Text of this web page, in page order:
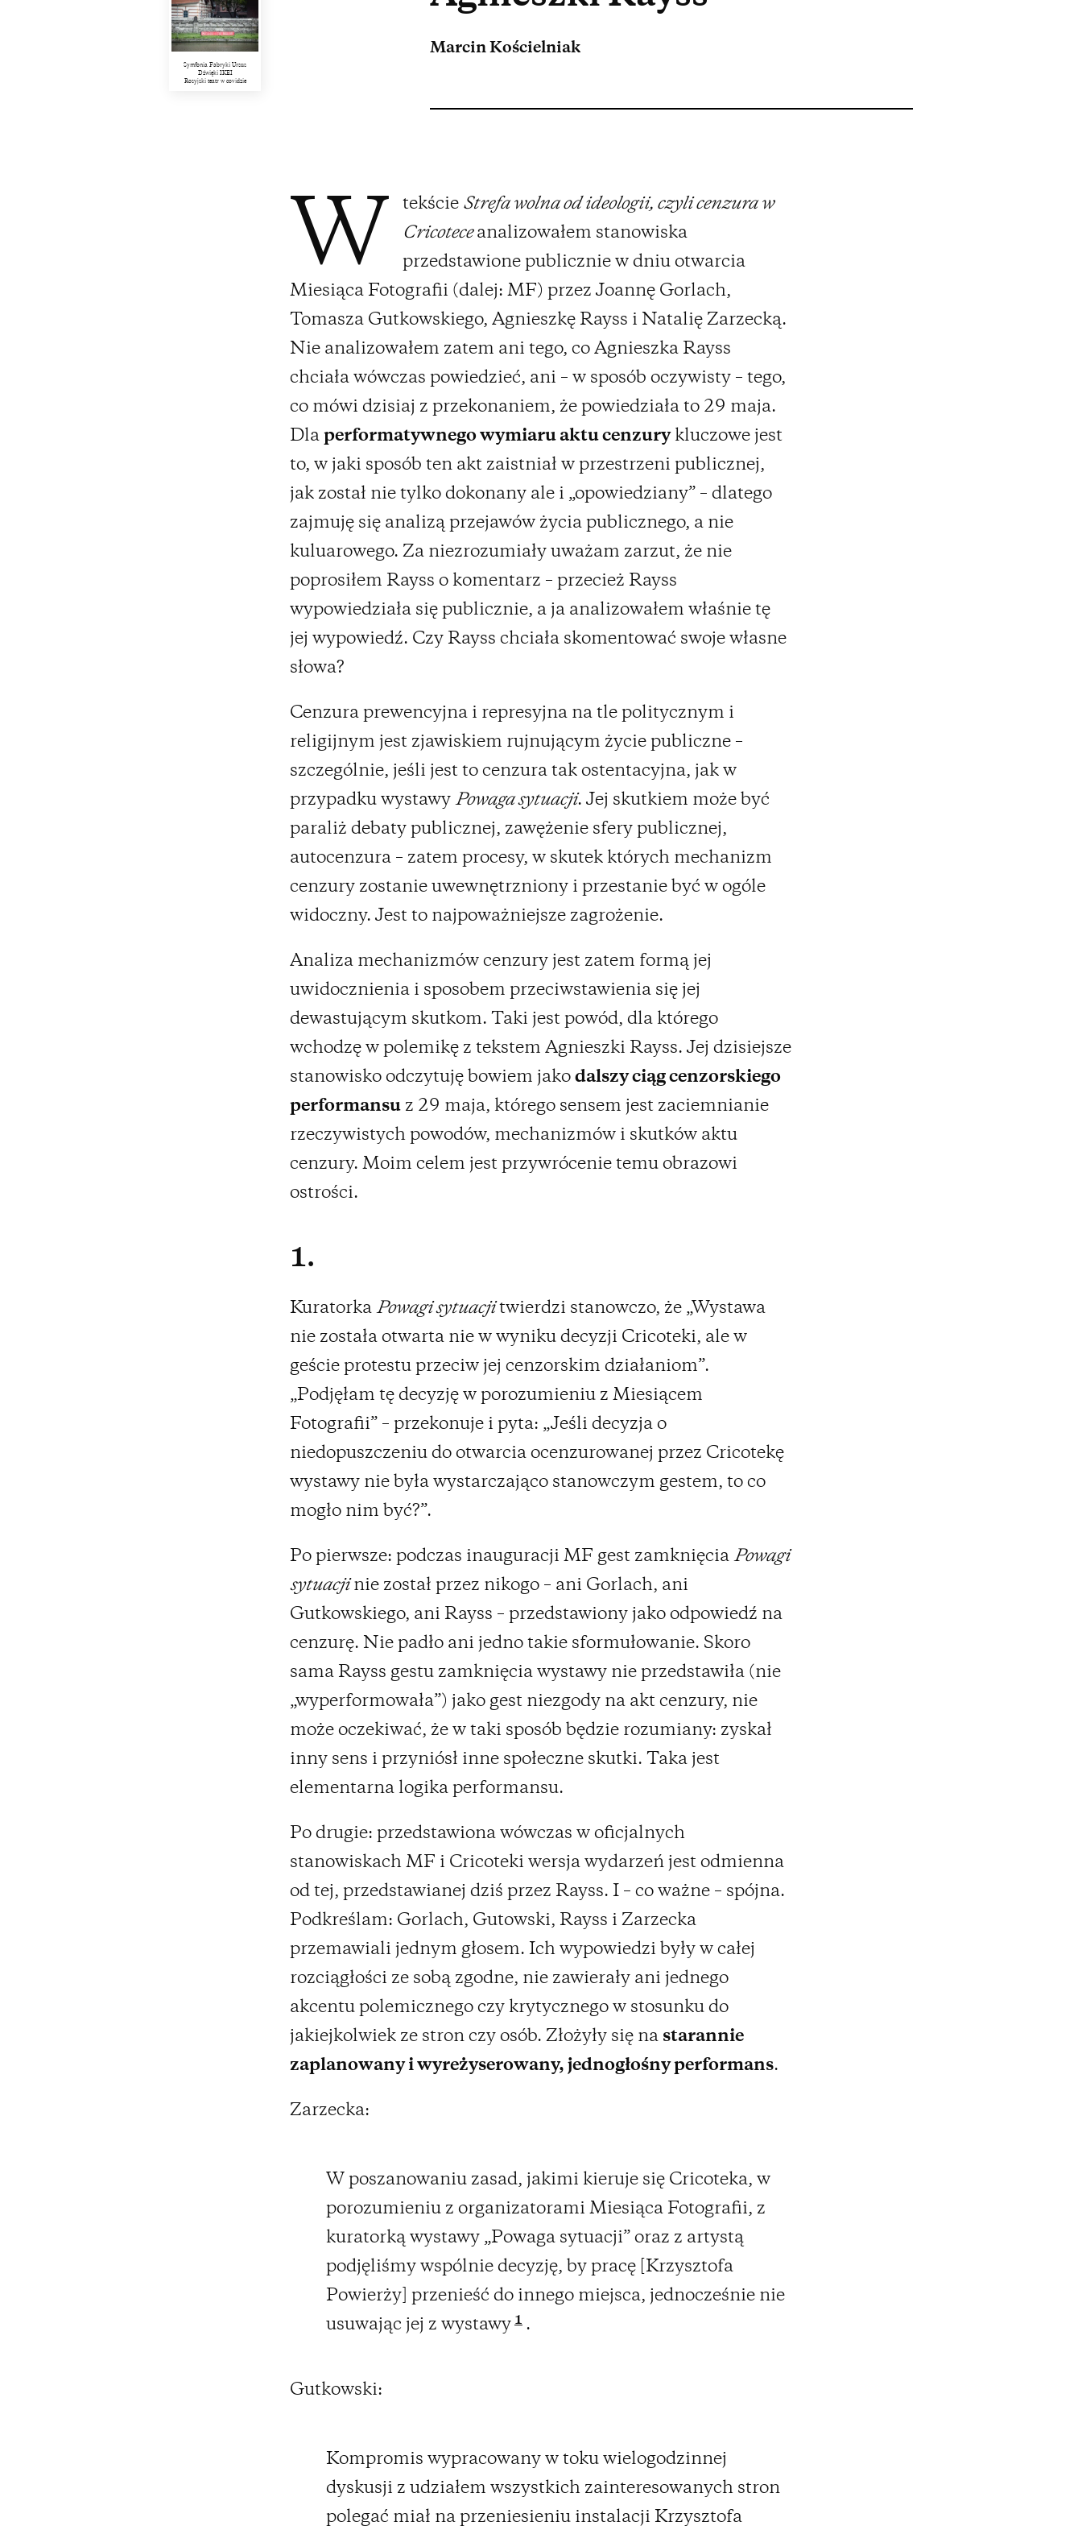
Symfonia Fabryki Ursus
Dźwięki IKEI
Rosyjski teatr w covidzie
Marcin Kościelniak
W tekście Strefa wolna od ideologii, czyli cenzura w
Cricoteceanalizowałem stanowiska
przedstawione publicznie w dniu otwarcia
Miesiąca Fotografii (dalej: MF) przez Joannę Gorlach,
Tomasza Gutkowskiego, Agnieszkę Rayss i Natalię Zarzecką.
Nie analizowałem zatem ani tego, co Agnieszka Rayss
chciała wówczas powiedzieć, ani – w sposób oczywisty – tego,
co mówi dzisiaj z przekonaniem, że powiedziała to 29 maja.
Dla performatywnego wymiaru aktu cenzurykluczowe jest
to, w jaki sposób ten akt zaistniał w przestrzeni publicznej,
jak został nie tylko dokonany ale i „opowiedziany” – dlatego
zajmuję się analizą przejawów życia publicznego, a nie
kuluarowego. Za niezrozumiały uważam zarzut, że nie
poprosiłem Rayss o komentarz – przecież Rayss
wypowiedziała się publicznie, a ja analizowałem właśnie tę
jej wypowiedź. Czy Rayss chciała skomentować swoje własne
słowa?
Cenzura prewencyjna i represyjna na tle politycznym i
religijnym jest zjawiskiem rujnującym życie publiczne –
szczególnie, jeśli jest to cenzura tak ostentacyjna, jak w
przypadku wystawy Powaga sytuacji. Jej skutkiem może być
paraliż debaty publicznej, zawężenie sfery publicznej,
autocenzura – zatem procesy, w skutek których mechanizm
cenzury zostanie uwewnętrzniony i przestanie być w ogóle
widoczny. Jest to najpoważniejsze zagrożenie.
Analiza mechanizmów cenzury jest zatem formą jej
uwidocznienia i sposobem przeciwstawienia się jej
dewastującym skutkom. Taki jest powód, dla którego
wchodzę w polemikę z tekstem Agnieszki Rayss. Jej dzisiejsze
stanowisko odczytuję bowiem jako dalszy ciąg cenzorskiego
performansu z 29 maja, którego sensem jest zaciemnianie
rzeczywistych powodów, mechanizmów i skutków aktu
cenzury. Moim celem jest przywrócenie temu obrazowi
ostrości.
1.
Kuratorka Powagi sytuacjitwierdzi stanowczo, że „Wystawa
nie została otwarta nie w wyniku decyzji Cricoteki, ale w
geście protestu przeciw jej cenzorskim działaniom”.
„Podjęłam tę decyzję w porozumieniu z Miesiącem
Fotografii” – przekonuje i pyta: „Jeśli decyzja o
niedopuszczeniu do otwarcia ocenzurowanej przez Cricotekę
wystawy nie była wystarczająco stanowczym gestem, to co
mogło nim być?”.
Po pierwsze: podczas inauguracji MF gest zamknięcia Powagi
sytuacjinie został przez nikogo – ani Gorlach, ani
Gutkowskiego, ani Rayss – przedstawiony jako odpowiedź na
cenzurę. Nie padło ani jedno takie sformułowanie. Skoro
sama Rayss gestu zamknięcia wystawy nie przedstawiła (nie
„wyperformowała”) jako gest niezgody na akt cenzury, nie
może oczekiwać, że w taki sposób będzie rozumiany: zyskał
inny sens i przyniósł inne społeczne skutki. Taka jest
elementarna logika performansu.
Po drugie: przedstawiona wówczas w oficjalnych
stanowiskach MF i Cricoteki wersja wydarzeń jest odmienna
od tej, przedstawianej dziś przez Rayss. I – co ważne – spójna.
Podkreślam: Gorlach, Gutowski, Rayss i Zarzecka
przemawiali jednym głosem. Ich wypowiedzi były w całej
rozciągłości ze sobą zgodne, nie zawierały ani jednego
akcentu polemicznego czy krytycznego w stosunku do
jakiejkolwiek ze stron czy osób. Złożyły się na starannie
zaplanowany i wyreżyserowany, jednogłośny performans.
Zarzecka:
W poszanowaniu zasad, jakimi kieruje się Cricoteka, w
porozumieniu z organizatorami Miesiąca Fotografii, z
kuratorką wystawy „Powaga sytuacji” oraz z artystą
podjęliśmy wspólnie decyzję, by pracę [Krzysztofa
Powierży] przenieść do innego miejsca, jednocześnie nie
usuwając jej z wystawy 1 .
Gutkowski:
Kompromis wypracowany w toku wielogodzinnej
dyskusji z udziałem wszystkich zainteresowanych stron
polegać miał na przeniesieniu instalacji Krzysztofa